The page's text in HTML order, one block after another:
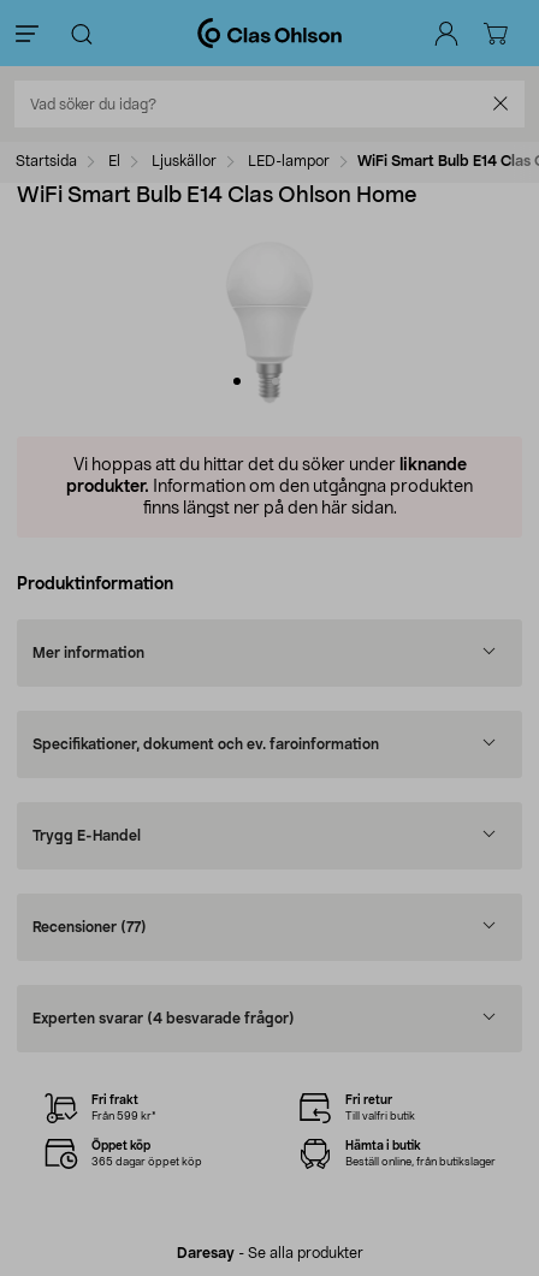
Startsida El Ljuskällor LED-lampor WiFi Smart Bulb E14 Clas
WiFi Smart Bulb E14 Clas Ohlson Home
Vi hoppas att du hittar det du söker under liknande
produkter. Information om den utgångna produkten
finns längst ner på den här sidan.
Produktinformation
Mer information
Specifikationer, dokument och ev. faroinformation
Trygg E-Handel
Recensioner (77)
Experten svarar (4 besvarade frågor)
Daresay- Se alla produkter
Fri frakt
Från 599 kr*
Fri retur
Till valfri butik
Öppet köp
365 dagar öppet köp
Hämta i butik
Beställ online, från butikslager